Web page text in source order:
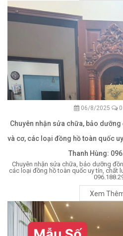
06/8/2025 0
Chuyên nhận sửa chữa, bảo
và cơ, các loại đồng hồ toàn quốc
Thanh Hùng:
Chuyên nhận sửa chữa, bảo dưỡng
các loại đồng hồ toàn quốc uy tín, chất
Xem